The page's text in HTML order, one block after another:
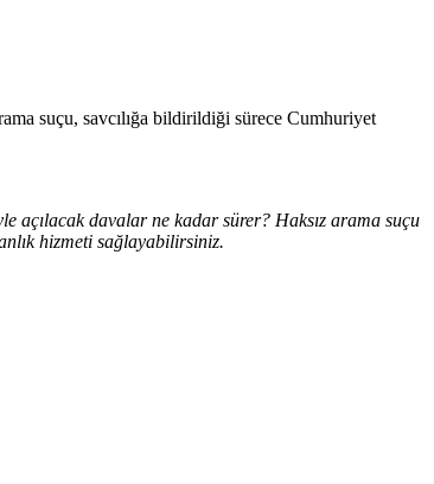
suçu, savcılığa bildirildiği sürece Cumhuriyet
açılacak davalar ne kadar sürer? Haksız arama suçu
hizmeti sağlayabilirsiniz.